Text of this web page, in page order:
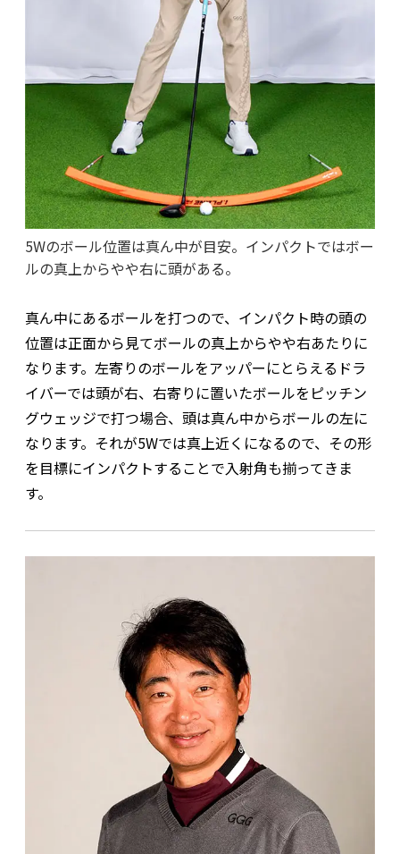
5Wのボール位置は真ん中が目安。インパクトではボー
ルの真上からやや右に頭がある。
真ん中にあるボールを打つので、インパクト時の頭の
位置は正面から見てボールの真上からやや右あたりに
なります。左寄りのボールをアッパーにとらえるドラ
イバーでは頭が右、右寄りに置いたボールをピッチン
グウェッジで打つ場合、頭は真ん中からボールの左に
なります。それが5Wでは真上近くになるので、その形
を目標にインパクトすることで入射角も揃ってきま
す。